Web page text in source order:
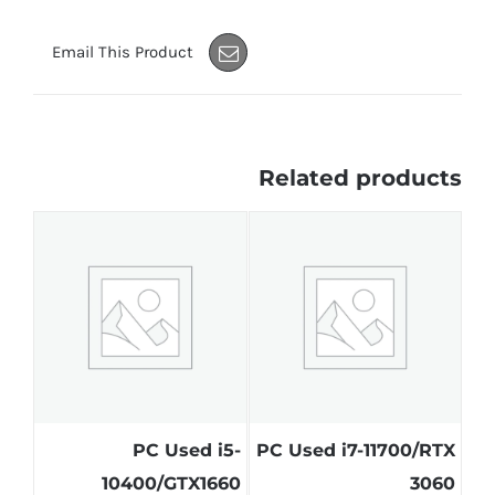
Email This Product
Related products
PC Used i7-11700/RTX
3060
PC Used i5-
10400/GTX1660